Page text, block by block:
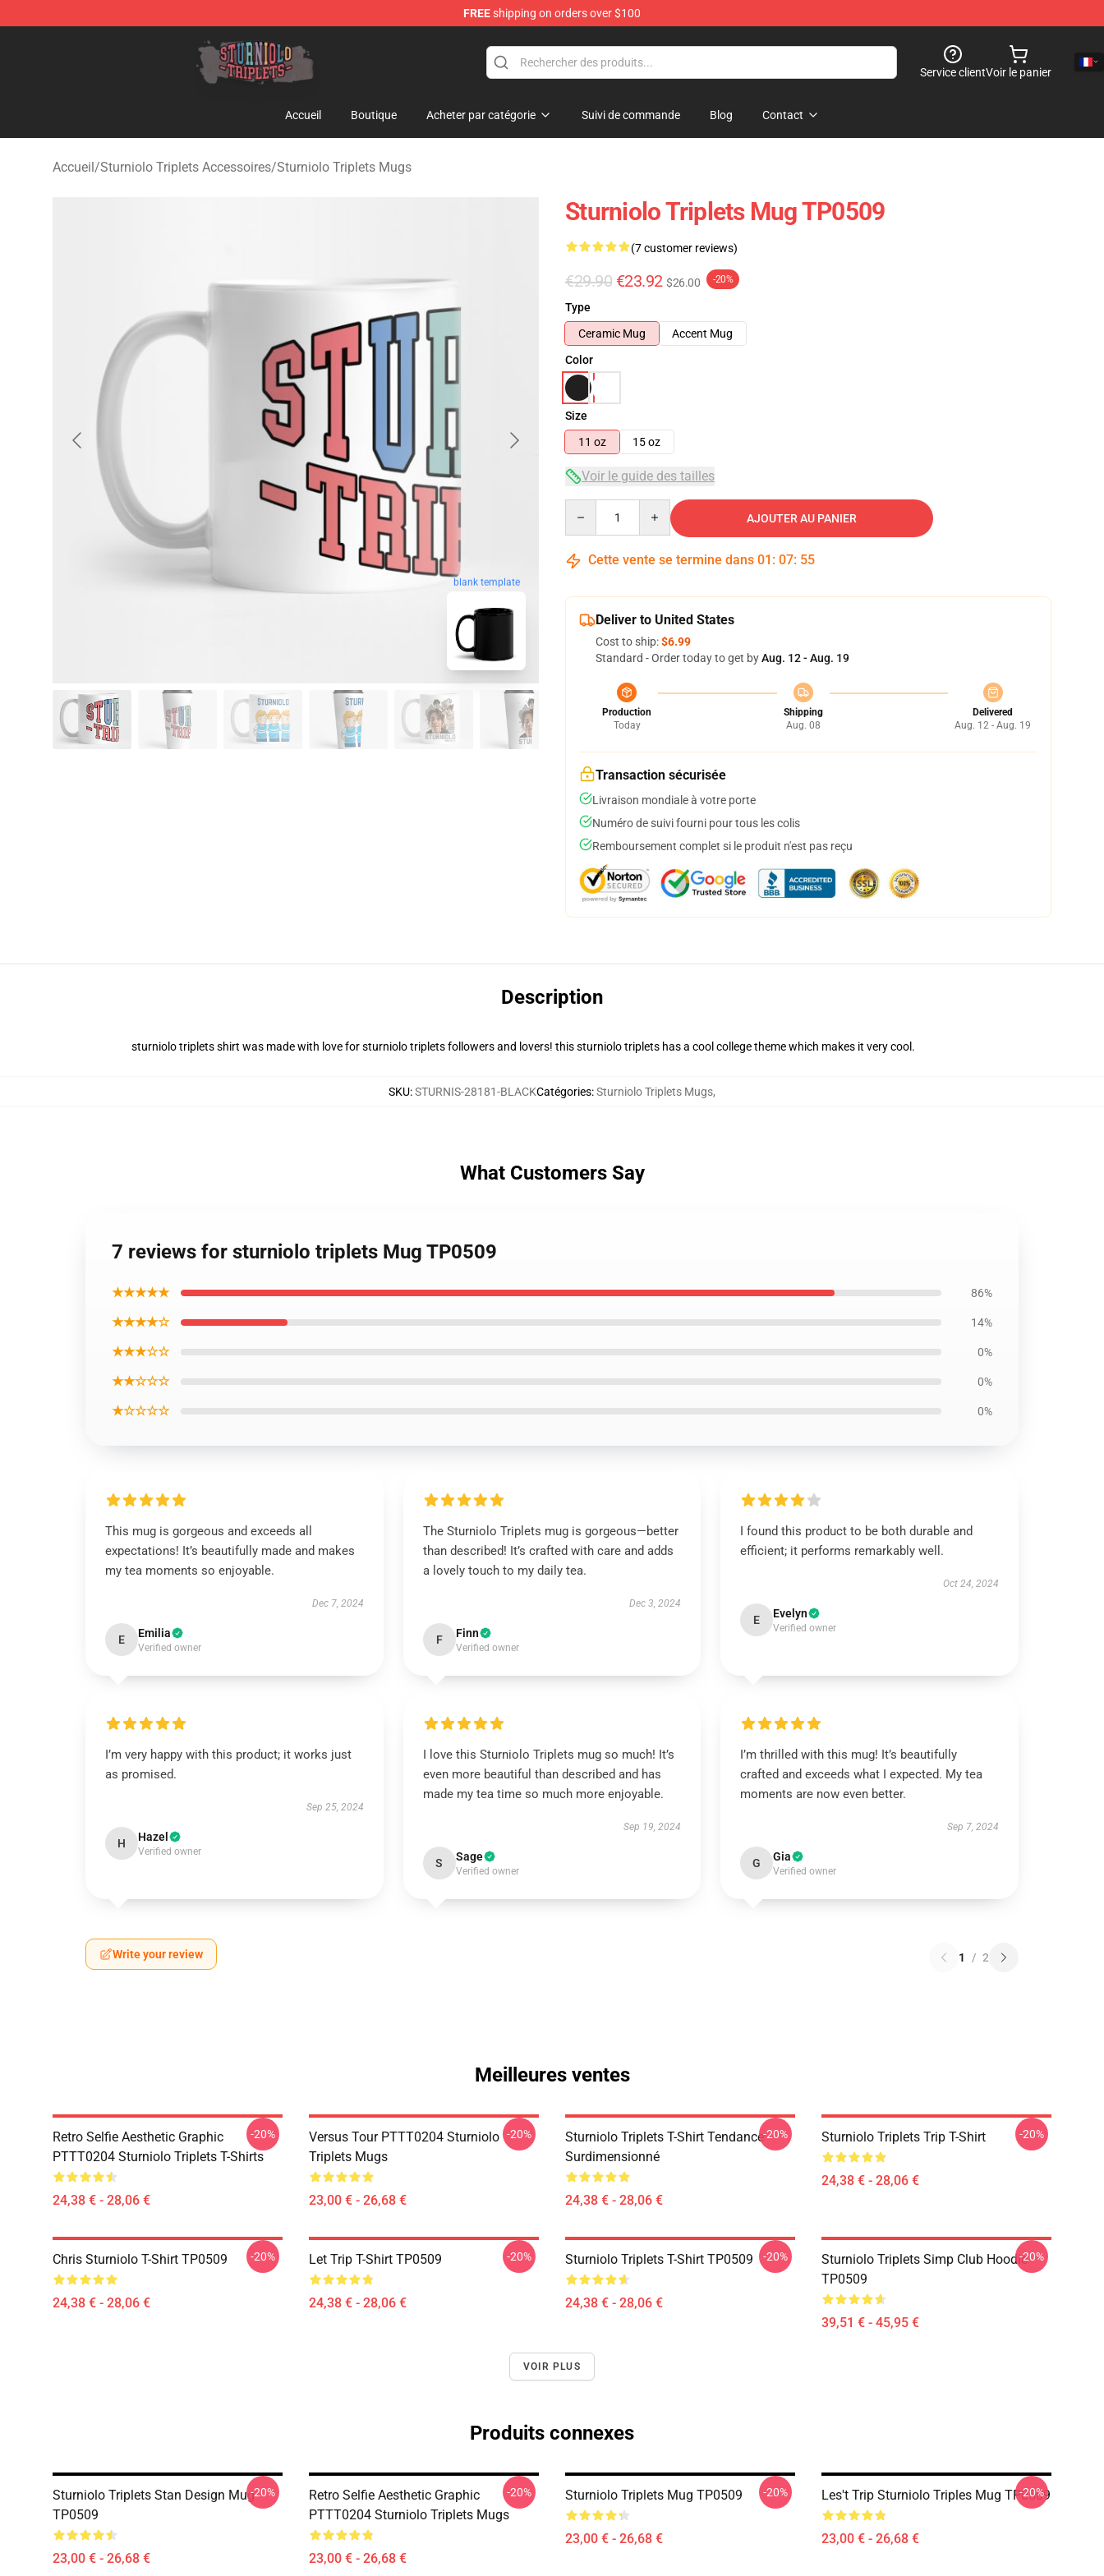
FREEshipping on orders over $100
Sturniolo Triplets Shop - Official Sturniolo Triplets Merchandise Store
Service clientVoir le panier
Accueil Boutique Acheter par catégorie Suivi de commande Blog Contact
Accueil/Sturniolo Triplets Accessoires/Sturniolo Triplets Mugs
blank template
Sturniolo Triplets Mug TP0509
(7 customer reviews)
€29.90 €23.92 $26.00 -20%
Type
Ceramic Mug
Accent Mug
Color
Size
11 oz
15 oz
Voir le guide des tailles
AJOUTER AU PANIER
Cette vente se termine dans 01 : 07: 54
Deliver to United States
Cost to ship:$6.99
Standard - Order today to get byAug. 12 - Aug. 19
Production
Today
Shipping
Aug. 08
Delivered
Aug. 12 - Aug. 19
Transaction sécurisée
Livraison mondiale à votre porte
Numéro de suivi fourni pour tous les colis
Remboursement complet si le produit n'est pas reçu
Description
sturniolo triplets shirt was made with love for sturniolo triplets followers and lovers! this sturniolo triplets has a cool college theme which makes it very cool.
SKU:STURNIS-28181-BLACKCatégories:Sturniolo Triplets Mugs,
What Customers Say
7 reviews for sturniolo triplets Mug TP0509
★★★★★ 86%
★★★★☆ 14%
★★★☆☆ 0%
★★☆☆☆ 0%
★☆☆☆☆ 0%
This mug is gorgeous and exceeds all
expectations! It’s beautifully made and makes
my tea moments so enjoyable.
Dec 7, 2024
E Emilia
Verified owner
The Sturniolo Triplets mug is gorgeous—better
than described! It’s crafted with care and adds
a lovely touch to my daily tea.
Dec 3, 2024
F Finn
Verified owner
I found this product to be both durable and
efficient; it performs remarkably well.
Oct 24, 2024
E Evelyn
Verified owner
I’m very happy with this product; it works just
as promised.
Sep 25, 2024
H Hazel
Verified owner
I love this Sturniolo Triplets mug so much! It’s
even more beautiful than described and has
made my tea time so much more enjoyable.
Sep 19, 2024
S Sage
Verified owner
I’m thrilled with this mug! It’s beautifully
crafted and exceeds what I expected. My tea
moments are now even better.
Sep 7, 2024
G Gia
Verified owner
Write your review 1 / 2
Meilleures ventes
Retro Selfie Aesthetic Graphic
PTTT0204 Sturniolo Triplets T-Shirts
24,38 € - 28,06 €
-20%
Versus Tour PTTT0204 Sturniolo
Triplets Mugs
23,00 € - 26,68 €
-20%
Sturniolo Triplets T-Shirt Tendance
Surdimensionné
24,38 € - 28,06 €
-20% Sturniolo Triplets Trip T-Shirt
24,38 € - 28,06 €
-20%
Chris Sturniolo T-Shirt TP0509
24,38 € - 28,06 €
-20% Let Trip T-Shirt TP0509
24,38 € - 28,06 €
-20% Sturniolo Triplets T-Shirt TP0509
24,38 € - 28,06 €
-20%
Sturniolo Triplets Simp Club Hoodie
TP0509
39,51 € - 45,95 €
-20%
VOIR PLUS
Produits connexes
Sturniolo Triplets Stan Design Mug
TP0509
23,00 € - 26,68 €
-20%
Retro Selfie Aesthetic Graphic
PTTT0204 Sturniolo Triplets Mugs
23,00 € - 26,68 €
-20% Sturniolo Triplets Mug TP0509
23,00 € - 26,68 €
-20% Les't Trip Sturniolo Triples Mug TP0509
23,00 € - 26,68 €
-20%